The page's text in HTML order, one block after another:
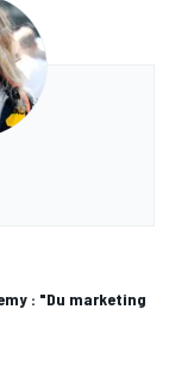
: "Du marketing